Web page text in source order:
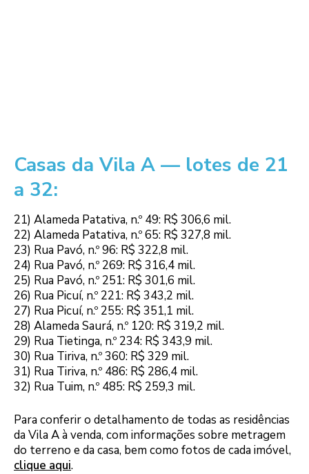
Casas da Vila A — lotes de 21
a 32:
21) Alameda Patativa, n.º 49: R$ 306,6 mil.
22) Alameda Patativa, n.º 65: R$ 327,8 mil.
23) Rua Pavó, n.º 96: R$ 322,8 mil.
24) Rua Pavó, n.º 269: R$ 316,4 mil.
25) Rua Pavó, n.º 251: R$ 301,6 mil.
26) Rua Picuí, n.º 221: R$ 343,2 mil.
27) Rua Picuí, n.º 255: R$ 351,1 mil.
28) Alameda Saurá, n.º 120: R$ 319,2 mil.
29) Rua Tietinga, n.º 234: R$ 343,9 mil.
30) Rua Tiriva, n.º 360: R$ 329 mil.
31) Rua Tiriva, n.º 486: R$ 286,4 mil.
32) Rua Tuim, n.º 485: R$ 259,3 mil.
Para conferir o detalhamento de todas as residências
da Vila A à venda, com informações sobre metragem
do terreno e da casa, bem como fotos de cada imóvel,
clique aqui.